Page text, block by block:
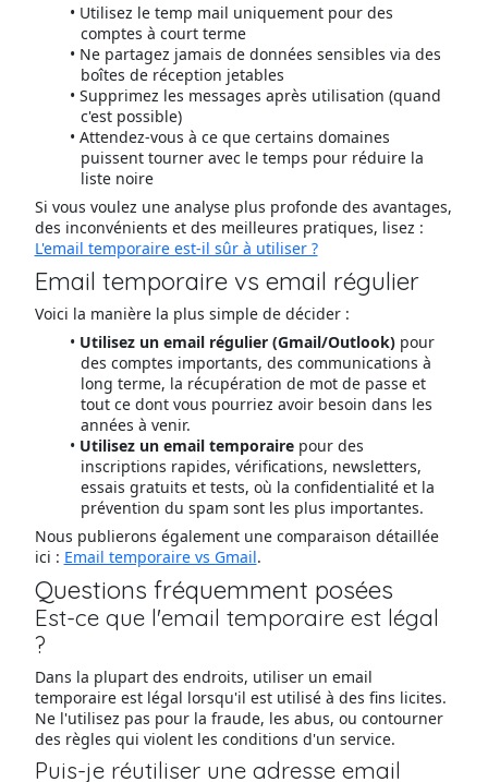
Utilisez le temp mail uniquement pour des
comptes à court terme
Ne partagez jamais de données sensibles via des
boîtes de réception jetables
Supprimez les messages après utilisation (quand
c'est possible)
Attendez-vous à ce que certains domaines
puissent tourner avec le temps pour réduire la
liste noire
Si vous voulez une analyse plus profonde des avantages,
des inconvénients et des meilleures pratiques, lisez :
L'email temporaire est-il sûr à utiliser ?
Email temporaire vs email régulier
Voici la manière la plus simple de décider :
Utilisez un email régulier (Gmail/Outlook) pour
des comptes importants, des communications à
long terme, la récupération de mot de passe et
tout ce dont vous pourriez avoir besoin dans les
années à venir.
Utilisez un email temporaire pour des
inscriptions rapides, vérifications, newsletters,
essais gratuits et tests, où la confidentialité et la
prévention du spam sont les plus importantes.
Nous publierons également une comparaison détaillée
ici : Email temporaire vs Gmail.
Questions fréquemment posées
Est-ce que l'email temporaire est légal
?
Dans la plupart des endroits, utiliser un email
temporaire est légal lorsqu'il est utilisé à des fins licites.
Ne l'utilisez pas pour la fraude, les abus, ou contourner
des règles qui violent les conditions d'un service.
Puis-je réutiliser une adresse email